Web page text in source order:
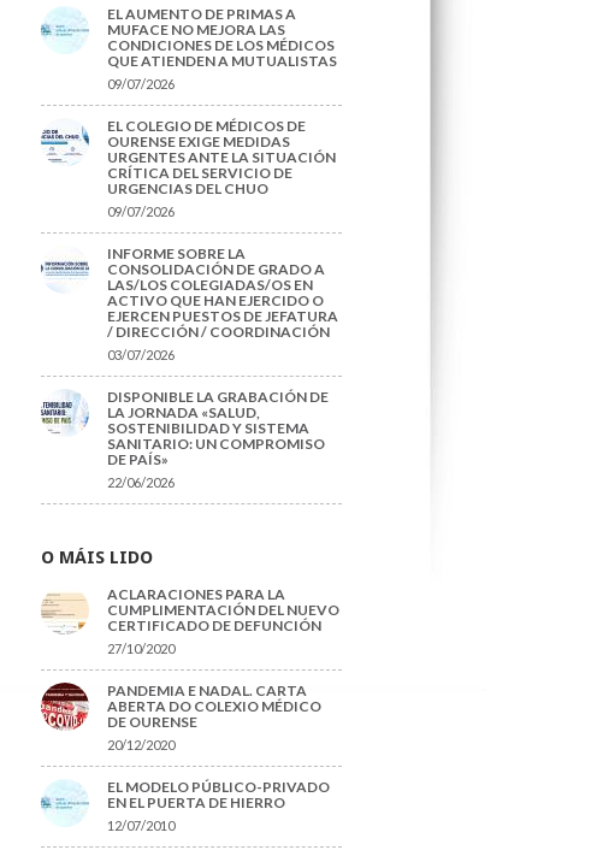
EL AUMENTO DE PRIMAS A
MUFACE NO MEJORA LAS
CONDICIONES DE LOS MÉDICOS
QUE ATIENDEN A MUTUALISTAS
09/07/2026
EL COLEGIO DE MÉDICOS DE
OURENSE EXIGE MEDIDAS
URGENTES ANTE LA SITUACIÓN
CRÍTICA DEL SERVICIO DE
URGENCIAS DEL CHUO
09/07/2026
INFORME SOBRE LA
CONSOLIDACIÓN DE GRADO A
LAS/LOS COLEGIADAS/OS EN
ACTIVO QUE HAN EJERCIDO O
EJERCEN PUESTOS DE JEFATURA
/ DIRECCIÓN / COORDINACIÓN
03/07/2026
DISPONIBLE LA GRABACIÓN DE
LA JORNADA «SALUD,
SOSTENIBILIDAD Y SISTEMA
SANITARIO: UN COMPROMISO
DE PAÍS»
22/06/2026
O MÁIS LIDO
ACLARACIONES PARA LA
CUMPLIMENTACIÓN DEL NUEVO
CERTIFICADO DE DEFUNCIÓN
27/10/2020
PANDEMIA E NADAL. CARTA
ABERTA DO COLEXIO MÉDICO
DE OURENSE
20/12/2020
EL MODELO PÚBLICO-PRIVADO
EN EL PUERTA DE HIERRO
12/07/2010